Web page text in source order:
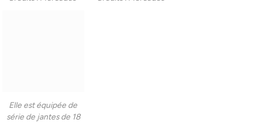
Elle est équipée de
série de jantes de 18